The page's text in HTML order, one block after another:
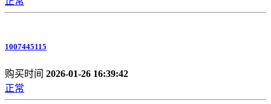
1007445115
购买时间 2026-01-26 16:39:42
正常